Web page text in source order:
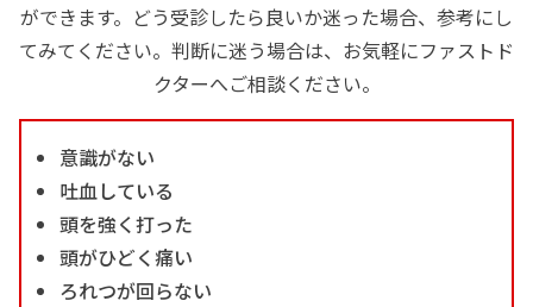
ができます。どう受診したら良いか迷った場合、参考にし
てみてください。判断に迷う場合は、お気軽にファストド
クターへご相談ください。
意識がない
吐血している
頭を強く打った
頭がひどく痛い
ろれつが回らない